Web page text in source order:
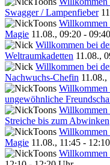
Swagger / Lampenfieber
Willkommen
Magie 11.08., 09:20 -
Willkommen bei
Weltraumkadetten 11.08.,
Willkommen bei
Nachwuchs-Chefin
Willkommen
ungewöhnliche
Willkommen
Streiche bis zum Abwinken
Willkommen
Magie 11.08., 11:45 -
Willkommen